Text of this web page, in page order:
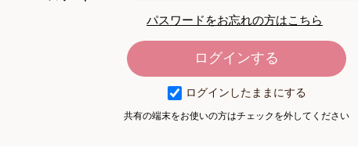
パスワードをお忘れの方はこちら
ログインしたままにする
共有の端末をお使いの方はチェックを外してください